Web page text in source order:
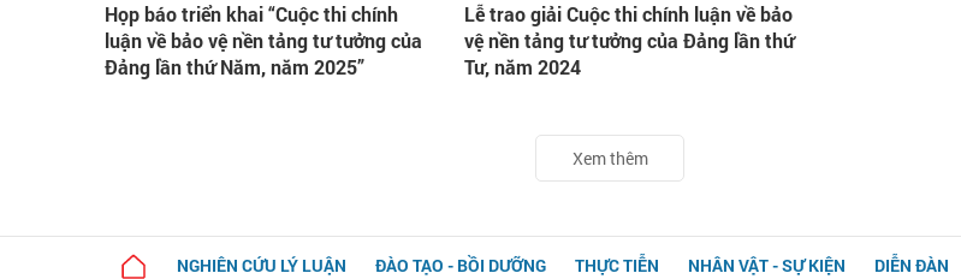
Họp báo triển khai “Cuộc thi chính
luận về bảo vệ nền tảng tư tưởng của
Đảng lần thứ Năm, năm 2025”
Lễ trao giải Cuộc thi chính luận về bảo
vệ nền tảng tư tưởng của Đảng lần thứ
Tư, năm 2024
Xem thêm
NGHIÊN CỨU LÝ LUẬN ĐÀO TẠO - BỒI DƯỠNG THỰC TIỄN NHÂN VẬT - SỰ KIỆN DIỄN ĐÀN